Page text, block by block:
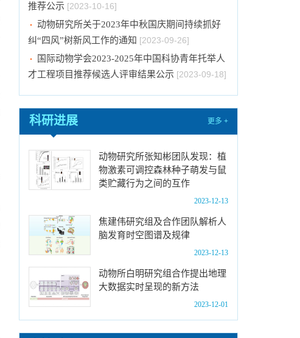
动物研究所关于2023年中秋国庆期间持续抓好
纠“四风”树新风工作的通知 [2023-09-26]
国际动物学会2023-2025年中国科协青年托举人
才工程项目推荐候选人评审结果公示 [2023-09-18]
中国科学院动物研究所2023年 “大学生创新实践
训练计划”项目公示[2023-08-21]
关于招募“‘一带一路’地区昆虫多样性格局评估
与智能监测体系关键技术培训班”学员的通知 （第
一轮）[2023-08-14]
2024年招收推荐免试硕士（含直博）研究生第
一批拟录取结果公示[2023-08-10]
中国科学院动物研究所国家动物博物馆文创商店
招租比选公告[2023-12-18]
关于2023年度中国科学院杰出科技成就奖的拟
推荐公示[2023-10-16]
动物研究所关于2023年中秋国庆期间持续抓好
科研进展 更多 +
动物研究所张知彬团队发现：植
物激素可调控森林种子萌发与鼠
类贮藏行为之间的互作
2023-12-13
焦建伟研究组及合作团队解析人
脑发育时空图谱及规律
2023-12-13
动物所白明研究组合作提出地理
大数据实时呈现的新方法
2023-12-01